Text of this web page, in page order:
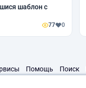
шаблон с
77 0
Помощь Поиск